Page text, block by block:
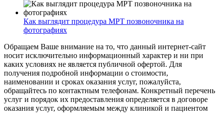
Как выглядит процедура МРТ позвоночника на
фотографиях
Обращаем Ваше внимание на то, что данный интернет-сайт
носит исключительно информационный характер и ни при
каких условиях не является публичной офертой. Для
получения подробной информации о стоимости,
наименовании и сроках оказания услуг, пожалуйста,
обращайтесь по контактным телефонам. Конкретный перечень
услуг и порядок их предоставления определяется в договоре
оказания услуг, оформляемым между клиникой и пациентом